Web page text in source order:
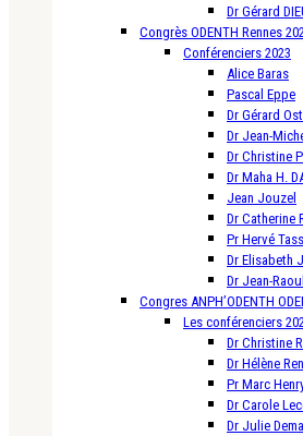
Dr Gérard
Congrès ODENTH Rennes
Conférenciers 2023
Alice Baras
Pascal Eppe
Dr Gérard
Dr Jean-
Dr Christine
Dr Maha H.
Jean Jouzel
Dr Catherine
Pr Hervé
Dr Elisabeth
Dr Jean-
Congres ANPH’ODENTH
Les conférenciers
Dr Christine
Dr Hélène
Pr Marc
Dr Carole
Dr Julie